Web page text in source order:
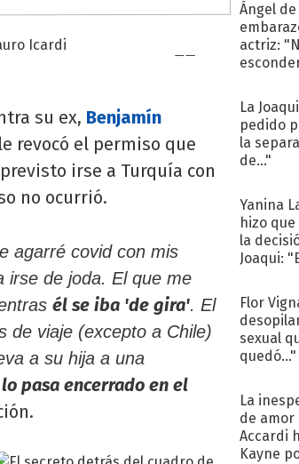
su ex, Benjamín
revocó el permiso que
irse a Turquía con
no ocurrió.
agarré covid con mis
irse de joda. El que me
él se iba 'de gira'. El
de viaje (excepto a Chile)
a su hija a una
pasa encerrado en el
Ángel
actriz:
La
pedido
la
de..."
Yanina
hizo
la
Joaqui:
Flor
sexual
quedó..."
La
de amor
Accardi
Kayne